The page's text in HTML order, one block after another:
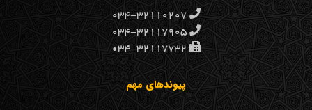
۰۳۴-۳۲۱۱۰۲۰۷
۰۳۴-۳۲۱۱۷۹۰۵
۰۳۴-۳۲۱۱۷۷۳۲
پیوندهای مهم